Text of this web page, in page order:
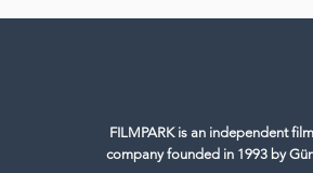
FILMPARK is an independent
company founded in 1993 by